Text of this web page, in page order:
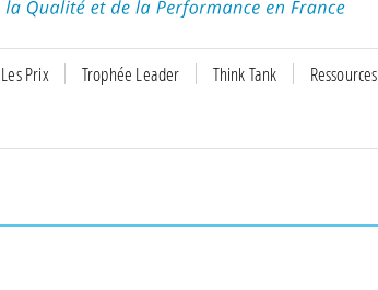
Les Prix Trophée Leader Think Tank Ressources